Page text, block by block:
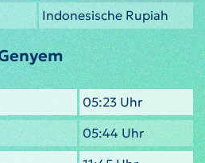
Indonesische Rupiah
05:23 Uhr
05:44 Uhr